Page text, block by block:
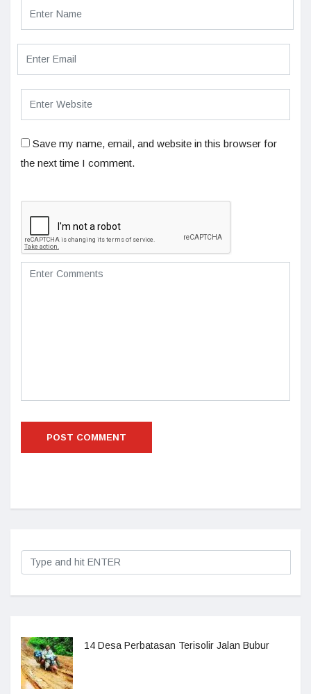
Save my name, email, and website in this browser for
the next time I comment.
14 Desa Perbatasan Terisolir Jalan Bubur